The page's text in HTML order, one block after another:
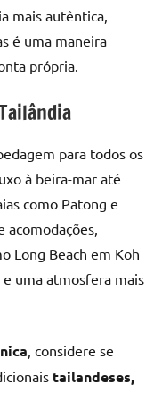
mais autêntica,
é uma maneira
própria.
para todos os
à beira-mar até
como Patong e
acomodações,
Long Beach em Koh
uma atmosfera mais
, considere se
tailandeses,